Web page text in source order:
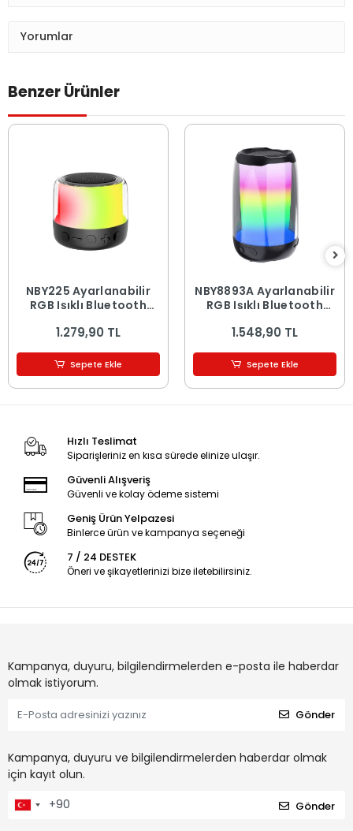
Yorumlar
Benzer Ürünler
NBY225 Ayarlanabilir
RGB Işıklı Bluetooth
1.279,90 TL
Sepete Ekle
NBY8893A Ayarlanabilir
RGB Işıklı Bluetooth
1.548,90 TL
Sepete Ekle
Hızlı Teslimat
Siparişleriniz en kısa sürede elinize ulaşır.
Güvenli Alışveriş
Güvenli ve kolay ödeme sistemi
Geniş Ürün Yelpazesi
Binlerce ürün ve kampanya seçeneği
7 / 24 DESTEK
Öneri ve şikayetlerinizi bize iletebilirsiniz.
Kampanya, duyuru, bilgilendirmelerden e-posta ile haberdar
olmak istiyorum.
Gönder
Kampanya, duyuru ve bilgilendirmelerden haberdar olmak
için kayıt olun.
Gönder